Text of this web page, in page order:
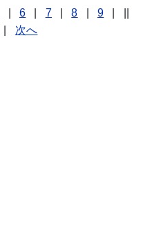
6 7 8 9
次へ